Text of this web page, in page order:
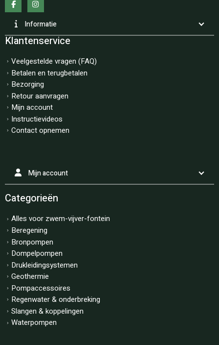
Informatie
Klantenservice
Veelgestelde vragen (FAQ)
Betalen en terugbetalen
Bezorging
Retour aanvragen
Mijn account
Instructievideos
Contact opnemen
Mijn account
Categorieën
Alles voor zwem-vijver-fontein
Beregening
Bronpompen
Dompelpompen
Drukleidingsystemen
Geothermie
Pompaccessoires
Regenwater & onderbreking
Slangen & koppelingen
Waterpompen